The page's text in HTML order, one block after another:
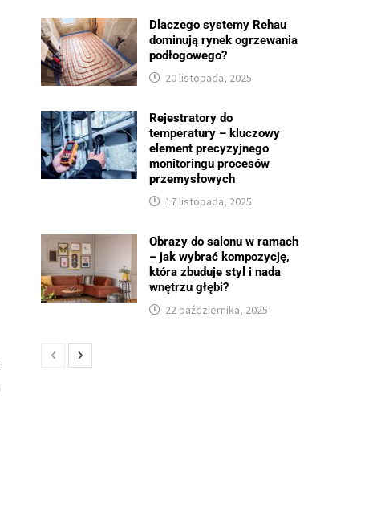
Dlaczego systemy Rehau
dominują rynek ogrzewania
podłogowego?
20 listopada, 2025
Rejestratory do
temperatury – kluczowy
element precyzyjnego
monitoringu procesów
przemysłowych
17 listopada, 2025
Obrazy do salonu w ramach
– jak wybrać kompozycję,
która zbuduje styl i nada
wnętrzu głębi?
22 października, 2025